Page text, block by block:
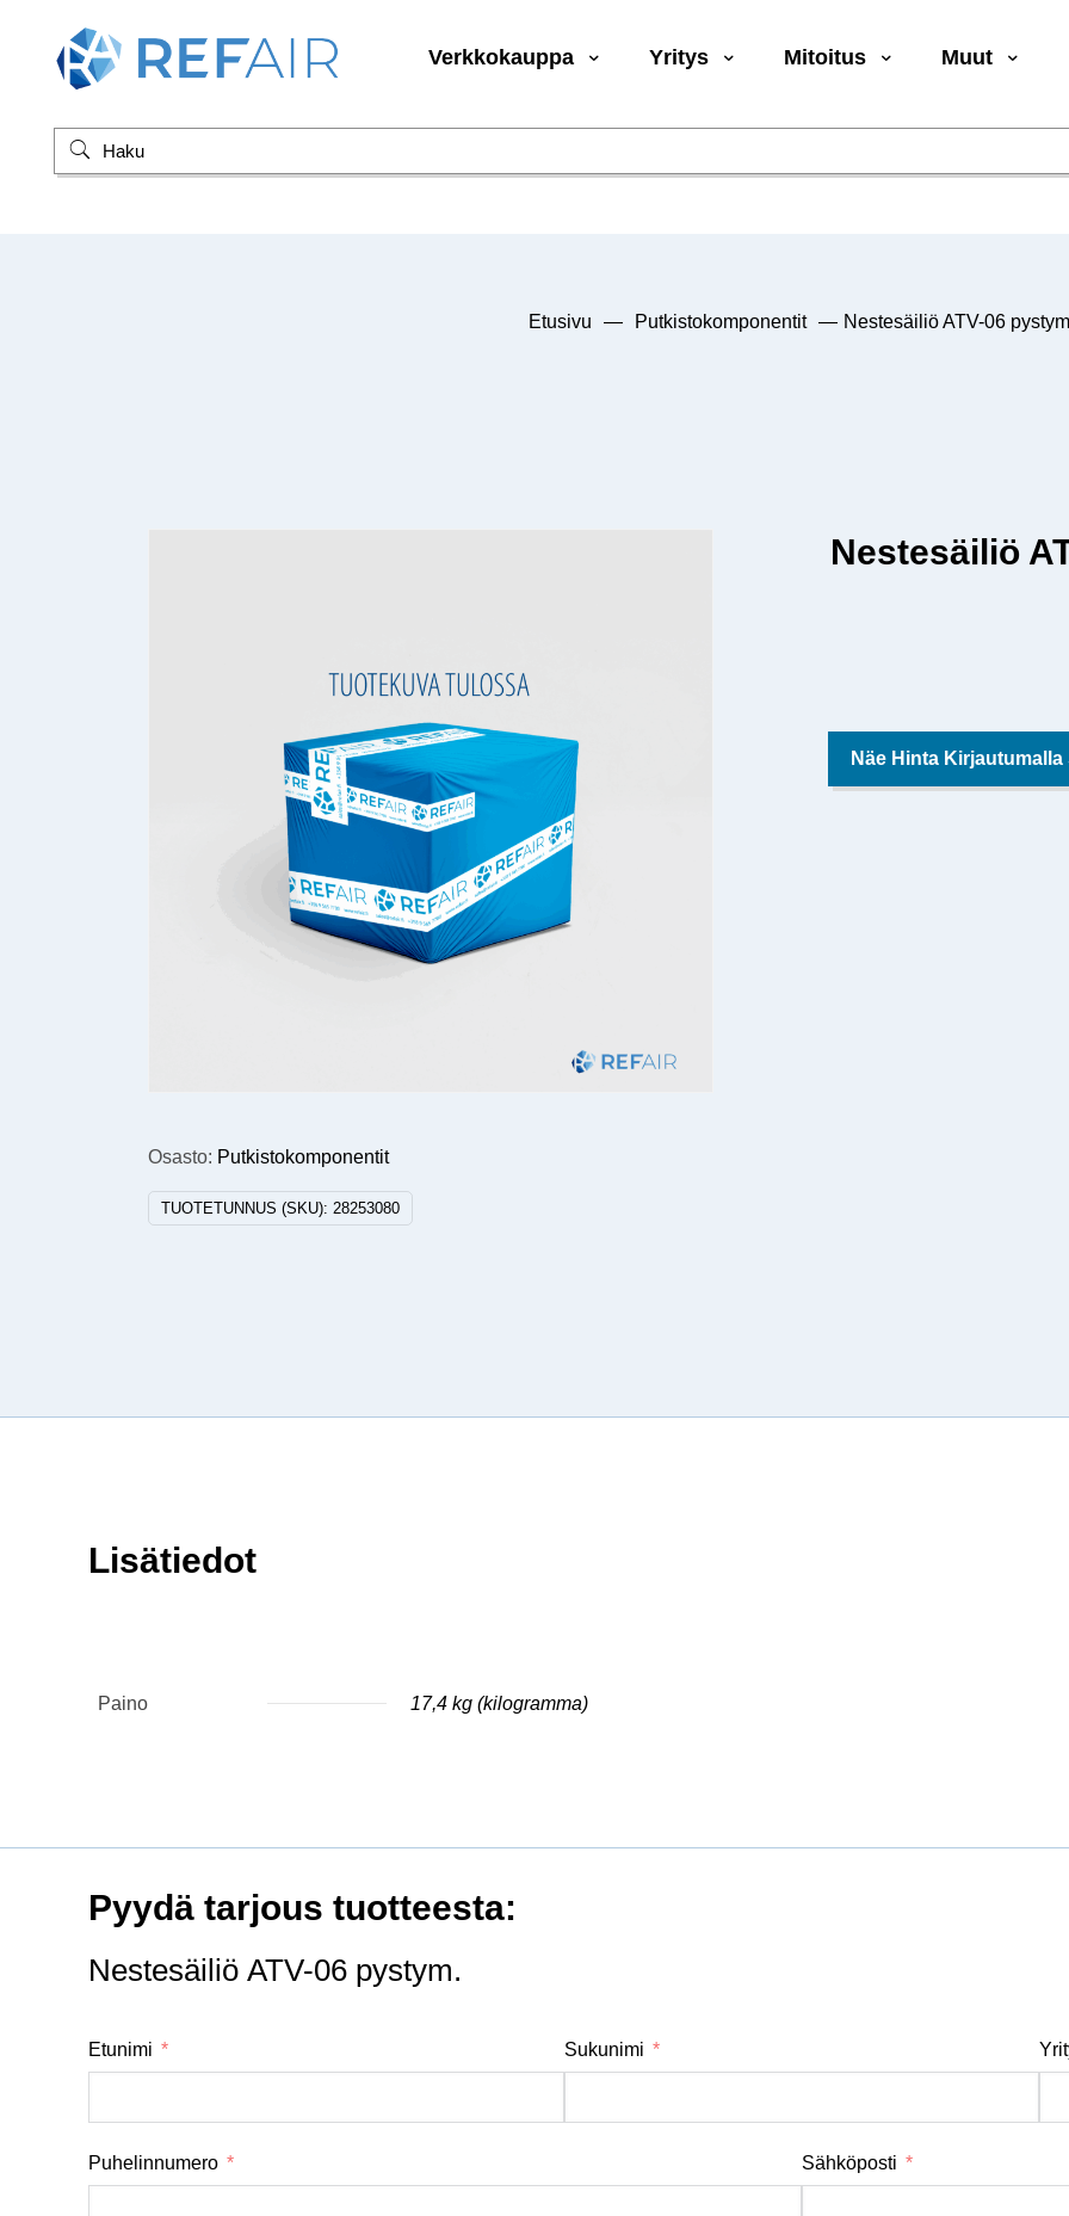
Verkkokauppa Yritys Mitoitus Muut
Etusivu — Putkistokomponentit — Nestesäiliö ATV-06
Osasto: Putkistokomponentit
TUOTETUNNUS (SKU):28253080
Nestesäiliö
Näe Hinta Kirjautumalla
Lisätiedot
Paino 17,4 kg (kilogramma)
Pyydä tarjous tuotteesta:
Nestesäiliö ATV-06 pystym.
Etunimi Sukunimi
Puhelinnumero Sähköposti